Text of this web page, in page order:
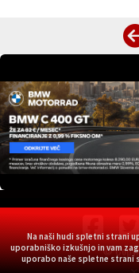
Na naši hudi spletni strani
uporabniško izkušnjo in vam
uporabo naše spletne strani
©